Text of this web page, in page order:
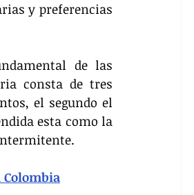
y preferencias
de las
consta de tres
el segundo el
esta como la
Colombia